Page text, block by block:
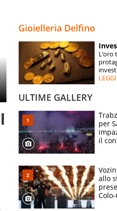
ESPERTI
Gioielleria Delfino
L’oro
LEGGI
ULTIME GALLERY
per
il
allo